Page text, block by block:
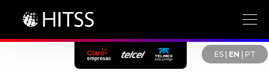
ES| EN PT